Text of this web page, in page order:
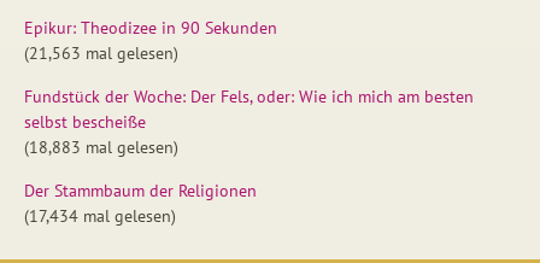
Epikur: Theodizee in 90 Sekunden
(21,563 mal gelesen)
Fundstück der Woche: Der Fels, oder: Wie ich mich am besten
selbst bescheiße
(18,883 mal gelesen)
Der Stammbaum der Religionen
(17,434 mal gelesen)